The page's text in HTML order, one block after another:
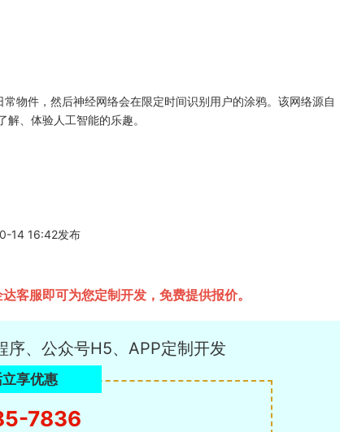
常物件，然后神经网络会在限定时间识别用户的涂鸦。该网络源自
、体验人工智能的乐趣。
14 16:42发布
客服即可为您定制开发，免费提供报价。
序、公众号H5、APP定制开发
享优惠
7836